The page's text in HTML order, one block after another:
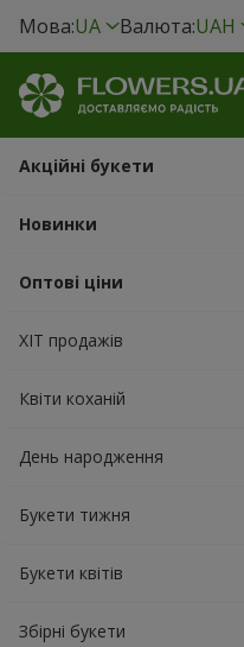
Мова:UA Валюта:UAH
Акційні букети
Новинки
Оптові ціни
ХІТ продажів
Квіти коханій
День народження
Букети тижня
Букети квітів
Збірні букети